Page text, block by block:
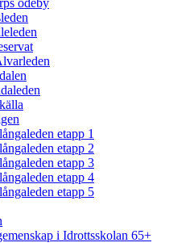
ödeby
etapp 1
etapp 2
etapp 3
etapp 4
etapp 5
i Idrottsskolan 65+